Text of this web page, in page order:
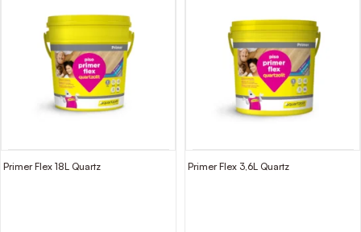
Primer Flex 18L Quartz Primer Flex 3,6L Quartz